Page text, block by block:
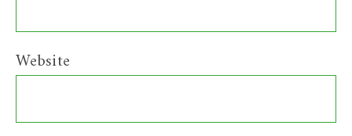
Website